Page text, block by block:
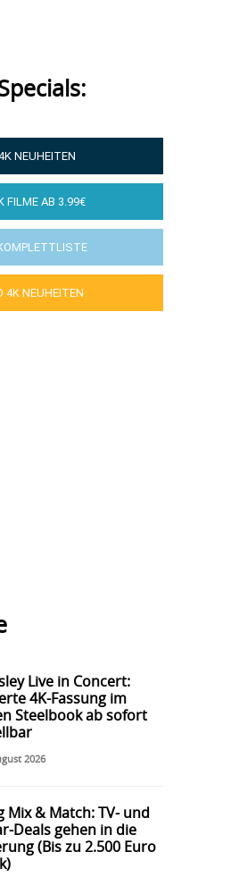
NEUHEITEN
FILME AB 3.99€
4K NEUHEITEN
Live in Concert:
4K-Fassung im
Steelbook ab sofort
2026
Mix & Match: TV- und
Deals gehen in die
(Bis zu 2.500 Euro